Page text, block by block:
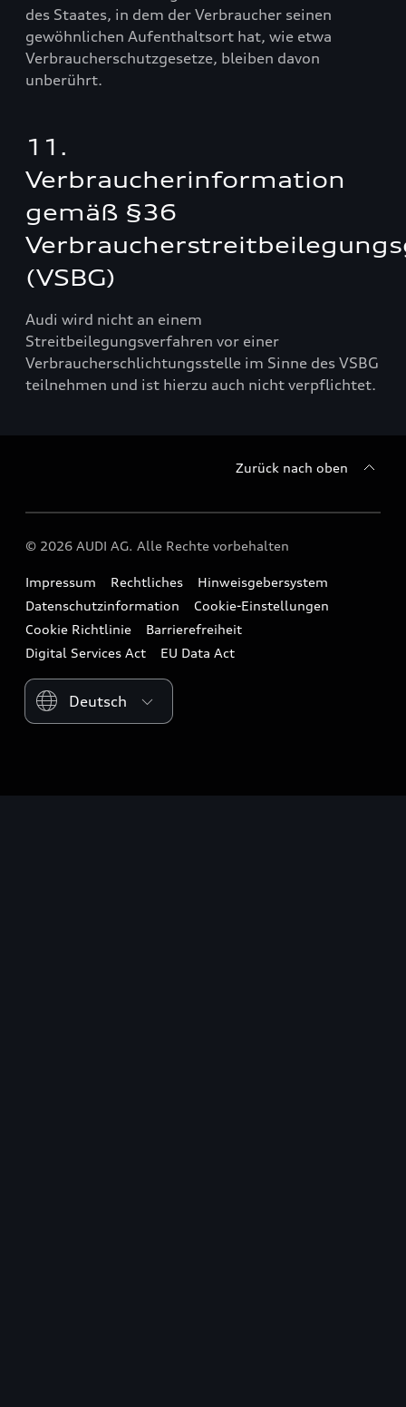
des Staates, in dem der Verbraucher seinen
gewöhnlichen Aufenthaltsort hat, wie etwa
Verbraucherschutzgesetze, bleiben davon
unberührt.
11.
Verbraucherinformation
gemäß §36
(VSBG)
Audi wird nicht an einem
Streitbeilegungsverfahren vor einer
Verbraucherschlichtungsstelle im Sinne des VSBG
teilnehmen und ist hierzu auch nicht verpflichtet.
Zurück nach oben
© 2026 AUDI AG. Alle Rechte vorbehalten
Impressum Rechtliches
Hinweisgebersystem
Datenschutzinformation
Cookie-Einstellungen
Cookie Richtlinie
Barrierefreiheit
Digital Services Act
EU Data Act
Please select country